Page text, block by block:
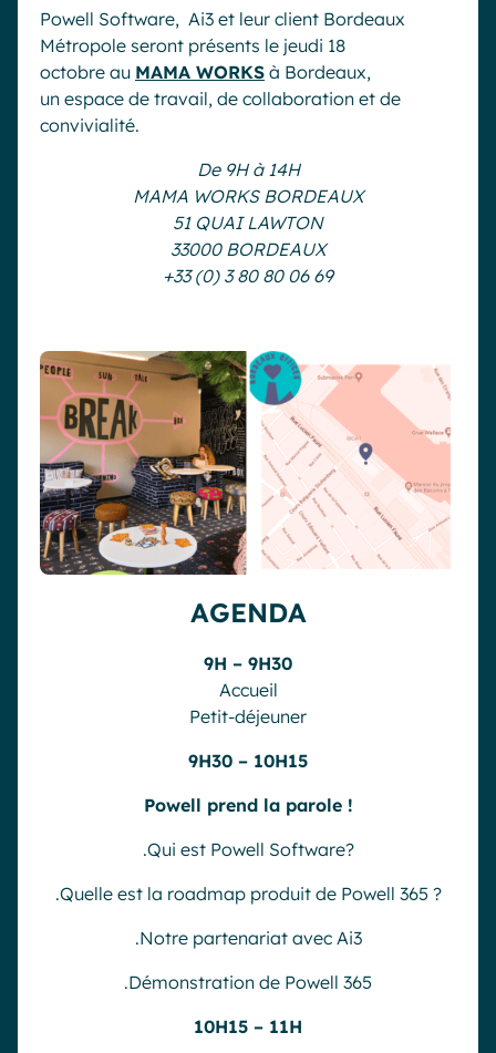
Powell Software, Ai3 et leur client Bordeaux
Métropole seront présents le jeudi 18
octobre au MAMA WORKS à Bordeaux,
un espace de travail, de collaboration et de
convivialité.
De 9H à 14H
MAMA WORKS BORDEAUX
51 QUAI LAWTON
33000 BORDEAUX
+33 (0) 3 80 80 06 69
AGENDA
9H – 9H30
Accueil
Petit-déjeuner
9H30 – 10H15
Powell prend la parole !
.Qui est Powell Software?
.Quelle est la roadmap produit de Powell 365 ?
.Notre partenariat avec Ai3
.Démonstration de Powell 365
10H15 – 11H